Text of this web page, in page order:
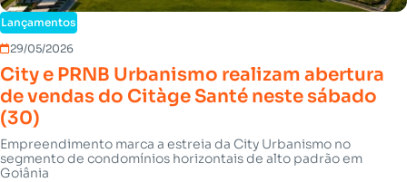
Lançamentos
29/05/2026
City e PRNB Urbanismo realizam abertura
de vendas do Citàge Santé neste sábado
(30)
Empreendimento marca a estreia da City Urbanismo no
segmento de condomínios horizontais de alto padrão em
Goiânia